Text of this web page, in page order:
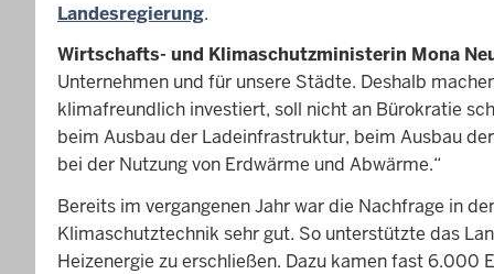
Landesregierung.
Wirtschafts- und Klimaschutzministerin Mona
Unternehmen und für unsere Städte. Deshalb
klimafreundlich investiert, soll nicht an Bürokratie
beim Ausbau der Ladeinfrastruktur, beim Ausbau
bei der Nutzung von Erdwärme und Abwärme.“
Bereits im vergangenen Jahr war die Nachfrage in
Klimaschutztechnik sehr gut. So unterstützte das
Heizenergie zu erschließen. Dazu kamen fast